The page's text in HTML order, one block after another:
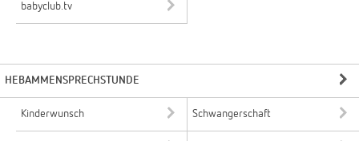
babyclub.tv
HEBAMMENSPRECHSTUNDE
Kinderwunsch Schwangerschaft